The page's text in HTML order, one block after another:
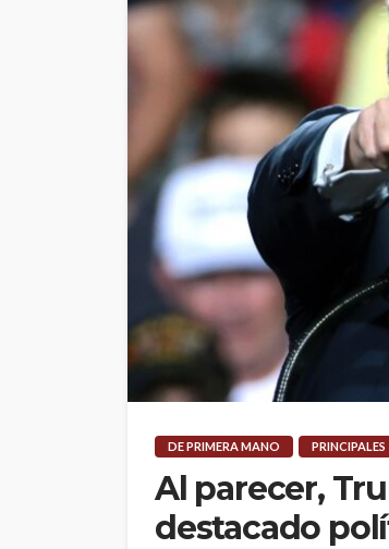
DE PRIMERA MANO PRINCIPALES
Al parecer,
destacado